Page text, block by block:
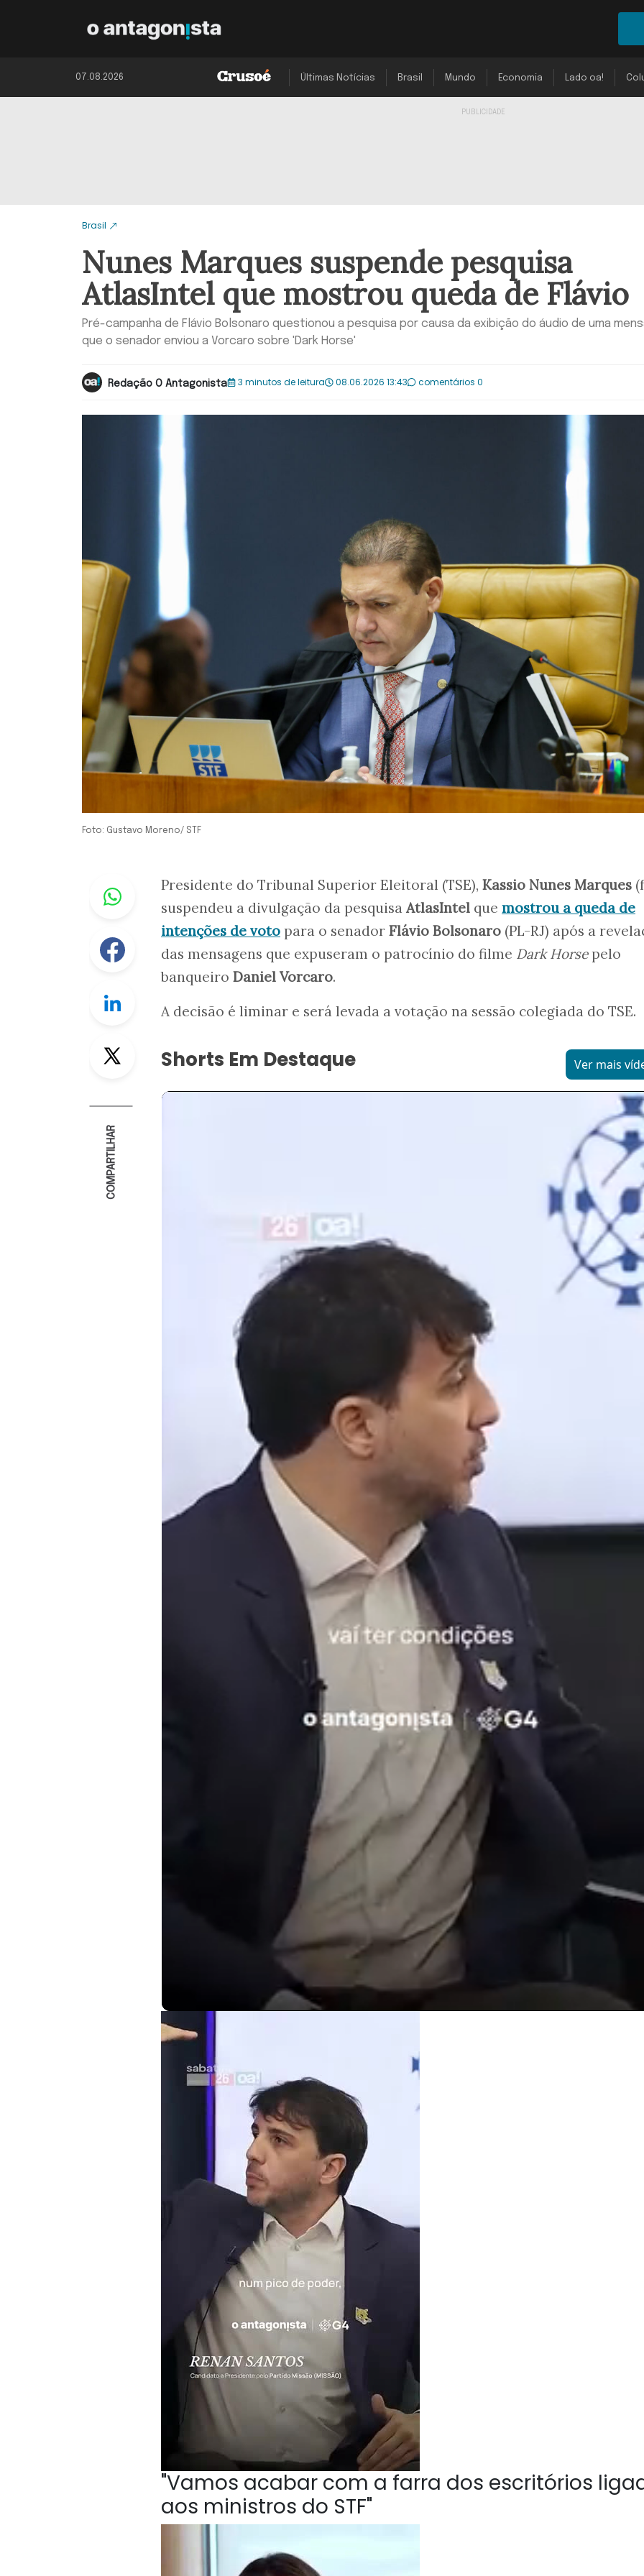
07.08.2026 Últimas Notícias Brasil Mundo Economia Lado oa!
Brasil
Nunes Marques suspende pesquisa
AtlasIntel que mostrou queda de Flávio
Pré-campanha de Flávio Bolsonaro questionou a pesquisa por causa da exibição do áudio de uma
que o senador enviou a Vorcaro sobre 'Dark Horse'
Redação O Antagonista 3 minutos de leitura 08.06.2026 13:43 comentários 0
Foto: Gustavo Moreno/ STF
Whastapp
Facebook
COMPARTILHAR
Presidente do Tribunal Superior Eleitoral (TSE), Kassio Nunes Marques
suspendeu a divulgação da pesquisa AtlasIntel que mostrou a queda de
intenções de voto para o senador Flávio Bolsonaro (PL-RJ) após a
das mensagens que expuseram o patrocínio do filme Dark Horsepelo
banqueiro Daniel Vorcaro.
A decisão é liminar e será levada a votação na sessão colegiada do TSE.
Shorts Em Destaque Ver mais
"Vamos acabar com a farra dos escritórios
aos ministros do STF"